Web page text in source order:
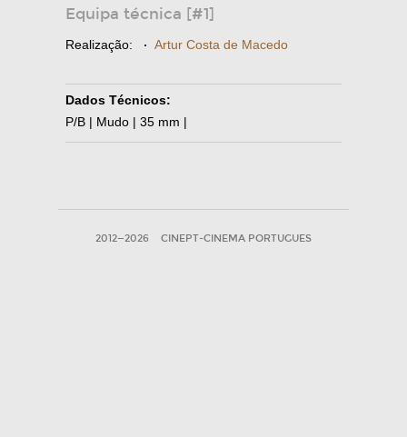
Equipa técnica [#1]
Realização: · Artur Costa de Macedo
Dados Técnicos:
P/B | Mudo | 35 mm |
2012—2026 CINEPT-CINEMA PORTUGUES